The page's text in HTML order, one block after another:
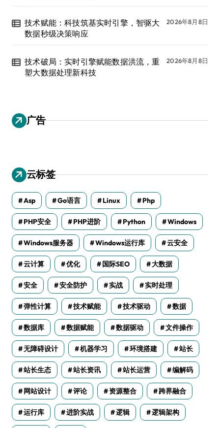
技术赋能：科技筑基实时引擎，智驱大
数据秒级决策响应
2026年8月8日
技术破局：实时引擎赋能数据洪流，重
塑大数据处理新科技
2026年8月8日
广告
云标签
Asp Go语言 Linux Php
PHP安全 PHP进阶 Python Windows
Windows服务器 Windows运行库 云安全
云计算 优化 国际SEO 大数据
安全 安全防护 实战 实时处理
弹性计算 技术赋能 技术驱动 数据
数据库 数据赋能 数据驱动 文件操作
无障碍设计 机器学习 环境搭建 站长
站长生态 站长资讯 站长运营 编解码
网站设计 评论 资源整合 跨界融合
运行库 进阶实战 逻辑 逻辑架构